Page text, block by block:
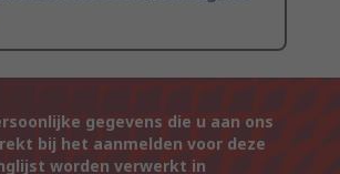
gegevens die u aan ons
bij het aanmelden voor deze
worden verwerkt in